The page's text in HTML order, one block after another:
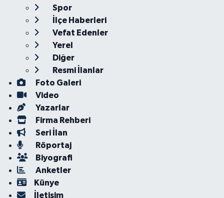
Spor
İlçe Haberleri
Vefat Edenler
Yerel
Diğer
Resmi İlanlar
Foto Galeri
Video
Yazarlar
Firma Rehberi
Seri İlan
Röportaj
Biyografi
Anketler
Künye
İletişim